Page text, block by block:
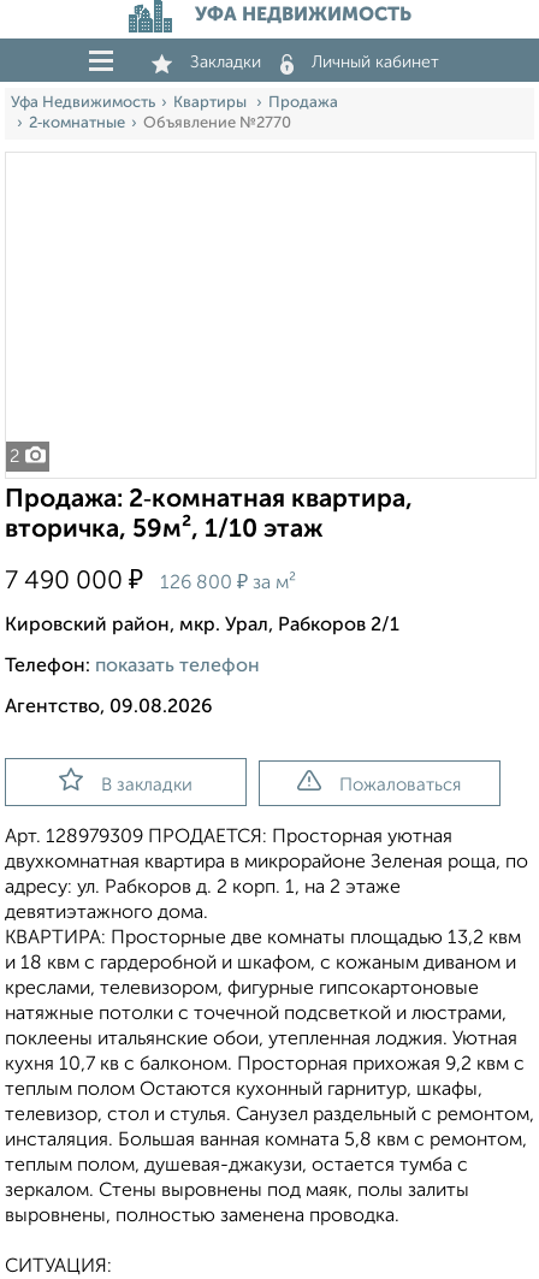
УФА НЕДВИЖИМОСТЬ
Закладки Личный кабинет
Уфа Недвижимость Квартиры
Продажа
2‑комнатные
Объявление №2770
2
Продажа: 2‑комнатная квартира,
вторичка, 59м², 1/10 этаж
7 490 000 ₽ 126 800 ₽ за м²
Кировский район, мкр. Урал, Рабкоров 2/1
Телефон: показать телефон
Агентство, 09.08.2026
В закладки Пожаловаться
Арт. 128979309 ПРОДАЕТСЯ: Просторная уютная
двухкомнатная квaртирa в микpopайoнe Зеленая роща, по
адресу: ул. Рабкоров д. 2 корп. 1, на 2 этаже
девятиэтажного дома.
КВАРТИРА: Просторные две комнаты площадью 13,2 квм
и 18 квм с гардеробной и шкафом, с кожаным диваном и
креслами, телевизором, фигурные гипсокартоновые
натяжные потолки с точечной подсветкой и люстрами,
поклеены итальянские обои, утепленная лоджия. Уютная
кухня 10,7 кв с балконом. Просторная прихожая 9,2 квм с
теплым полом Остаются кухонный гарнитур, шкафы,
телевизор, стол и стулья. Санузел раздельный с ремонтом,
инсталяция. Большая ванная комната 5,8 квм с ремонтом,
теплым полом, душевая-джакузи, остается тумба с
зеркалом. Стены выровнены под маяк, полы залиты
выровнены, полностью заменена проводка.
СИТУАЦИЯ: